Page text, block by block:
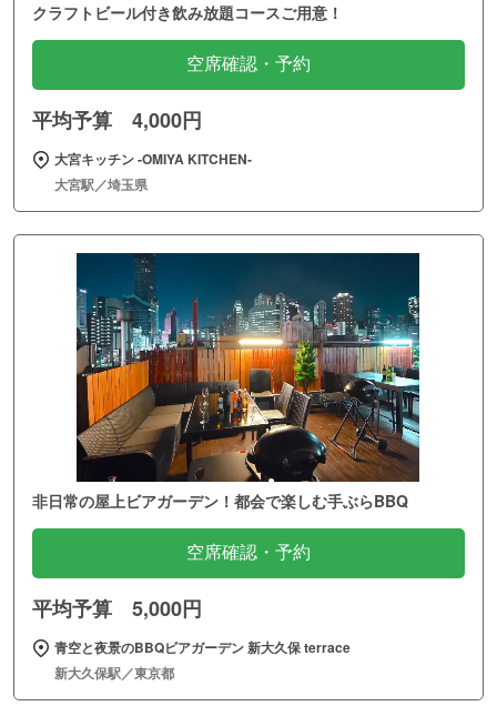
クラフトビール付き飲み放題コースご用意！
空席確認・予約
平均予算 4,000円
大宮キッチン ‐OMIYA KITCHEN‐
大宮駅／埼玉県
非日常の屋上ビアガーデン！都会で楽しむ手ぶらBBQ
空席確認・予約
平均予算 5,000円
青空と夜景のBBQビアガーデン 新大久保 terrace
新大久保駅／東京都